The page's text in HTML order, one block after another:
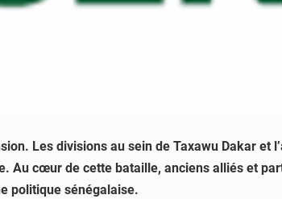
Les divisions au sein de Taxawu Dakar et
Au cœur de cette bataille, anciens alliés et
politique sénégalaise.